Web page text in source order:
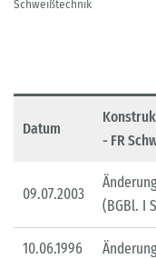
Schweißtechnik
Datum
- FR
09.07.2003
(BGBl. I
10.06.1996